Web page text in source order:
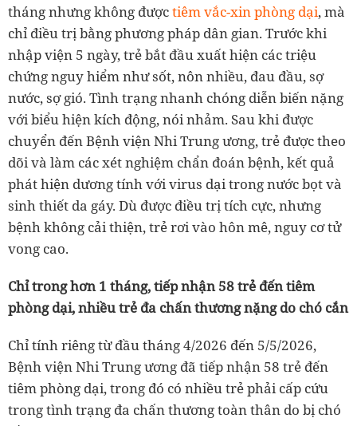
tháng nhưng không đượctiêm vắc-xin phòng dại, mà
chỉ điều trị bằng phương pháp dân gian. Trước khi
nhập viện 5 ngày, trẻ bắt đầu xuất hiện các triệu
chứng nguy hiểm như sốt, nôn nhiều, đau đầu, sợ
nước, sợ gió. Tình trạng nhanh chóng diễn biến nặng
với biểu hiện kích động, nói nhảm. Sau khi được
chuyển đến Bệnh viện Nhi Trung ương, trẻ được theo
dõi và làm các xét nghiệm chẩn đoán bệnh, kết quả
phát hiện dương tính với virus dại trong nước bọt và
sinh thiết da gáy. Dù được điều trị tích cực, nhưng
bệnh không cải thiện, trẻ rơi vào hôn mê, nguy cơ tử
vong cao.
Chỉ trong hơn 1 tháng, tiếp nhận 58 trẻ đến tiêm
phòng dại, nhiều trẻ đa chấn thương nặng do chó cắn
Chỉ tính riêng từ đầu tháng 4/2026 đến 5/5/2026,
Bệnh viện Nhi Trung ương đã tiếp nhận 58 trẻ đến
tiêm phòng dại, trong đó có nhiều trẻ phải cấp cứu
trong tình trạng đa chấn thương toàn thân do bị chó